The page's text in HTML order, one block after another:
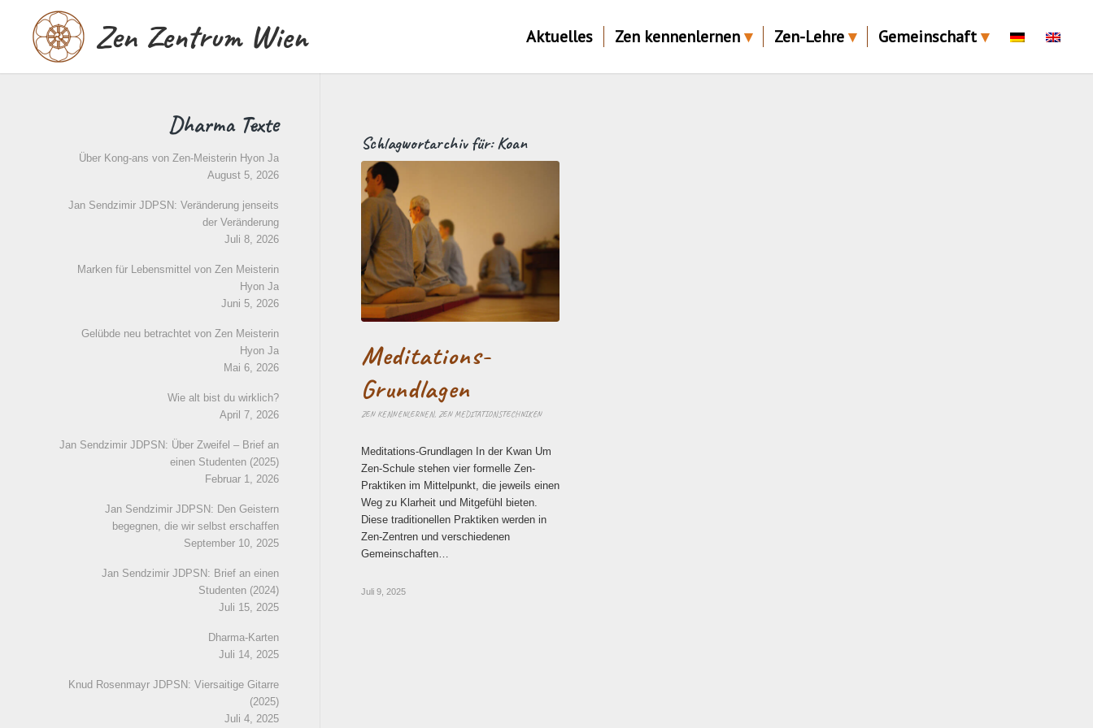
Zen Zentrum Wien Aktuelles Zen kennenlernen Zen-Lehre Gemeinschaft
Schlagwortarchiv für:Koan
Meditations-
Grundlagen
ZEN KENNENLERNEN, ZEN MEDITATIONSTECHNIKEN
Meditations-Grundlagen In der Kwan Um
Zen-Schule stehen vier formelle Zen-
Praktiken im Mittelpunkt, die jeweils einen
Weg zu Klarheit und Mitgefühl bieten.
Diese traditionellen Praktiken werden in
Zen-Zentren und verschiedenen
Gemeinschaften…
Juli 9, 2025
Dharma Texte
Über Kong-ans von Zen-Meisterin Hyon Ja
August 5, 2026
Jan Sendzimir JDPSN: Veränderung jenseits
der Veränderung
Juli 8, 2026
Marken für Lebensmittel von Zen Meisterin
Hyon Ja
Juni 5, 2026
Gelübde neu betrachtet von Zen Meisterin
Hyon Ja
Mai 6, 2026
Wie alt bist du wirklich?
April 7, 2026
Jan Sendzimir JDPSN: Über Zweifel – Brief an
einen Studenten (2025)
Februar 1, 2026
Jan Sendzimir JDPSN: Den Geistern
begegnen, die wir selbst erschaffen
September 10, 2025
Jan Sendzimir JDPSN: Brief an einen
Studenten (2024)
Juli 15, 2025
Dharma-Karten
Juli 14, 2025
Knud Rosenmayr JDPSN: Viersaitige Gitarre
(2025)
Juli 4, 2025